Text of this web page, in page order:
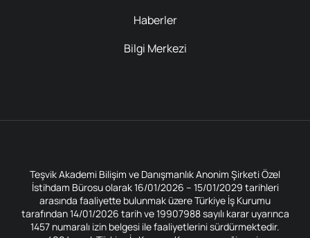
Haberler
Bilgi Merkezi
Teşvik Akademi Bilişim ve Danışmanlık Anonim Şirketi Özel
İstihdam Bürosu olarak 16/01/2026 – 15/01/2029 tarihleri
arasında faaliyette bulunmak üzere Türkiye İş Kurumu
tarafından 14/01/2026 tarih ve 19907988 sayılı karar uyarınca
1457 numaralı izin belgesi ile faaliyetlerini sürdürmektedir.